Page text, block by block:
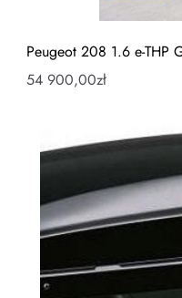
Peugeot 208 1.6 e-THP
54 900,00zł